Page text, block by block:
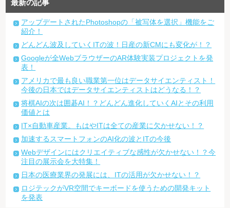
最新の記事
アップデートされたPhotoshopの「被写体を選択」機能をご
紹介！
どんどん波及していくITの波！日産の新CMにも変化が！？
Googleが全WebブラウザーのAR体験実装プロジェクトを発
表！
アメリカで最も良い職業第一位はデータサイエンティスト！
今後の日本ではデータサイエンティストはどうなる！？
将棋AIの次は囲碁AI！？どんどん進化していくAIとその利用
価値とは
IT×自動車産業。もはやITは全ての産業に欠かせない！？
加速するスマートフォンのAI化の波とITの今後
Webデザインにはクリエイティブな感性が欠かせない！？今
注目の展示会を大特集！
日本の医療業界の発展には、ITの活用が欠かせない！？
ロジテックがVR空間でキーボードを使うための開発キット
を発表